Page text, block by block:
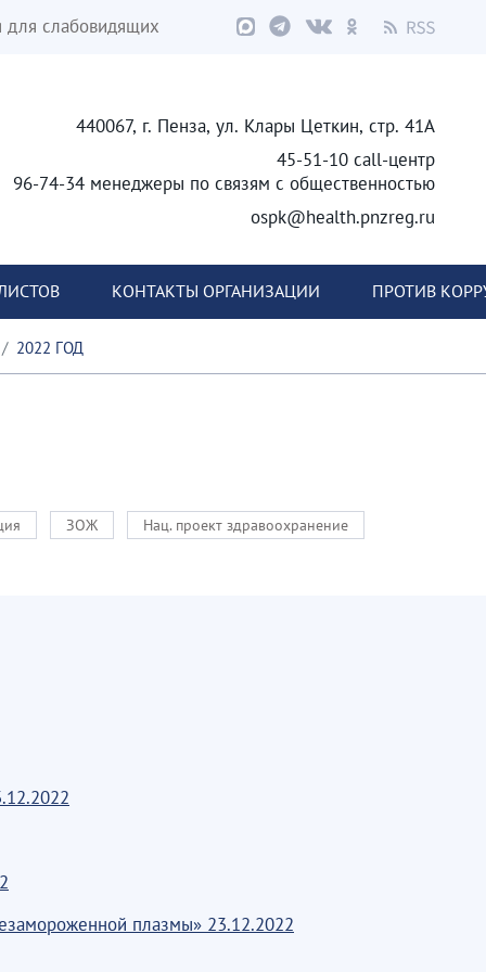
для слабовидящих
440067, г. Пенза, ул. Клары Цеткин, стр. 41А
45-51-10 call-центр
96-74-34 менеджеры по связям с общественностью
ospk@health.pnzreg.ru
КОНТАКТЫ ОРГАНИЗАЦИИ ПРОТИВ
2022 ГОД
ЗОЖ Нац. проект здравоохранение
плазмы» 23.12.2022